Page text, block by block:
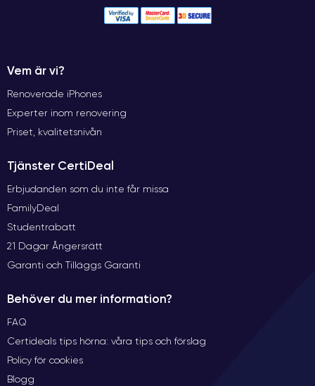
Vem är vi?
Renoverade iPhones
Experter inom renovering
Priset, kvalitetsnivån
Tjänster CertiDeal
Erbjudanden som du inte får missa
FamilyDeal
Studentrabatt
21 Dagar Ångersrätt
Garanti och Tilläggs Garanti
Behöver du mer information?
FAQ
Certideals tips hörna: våra tips och förslag
Policy för cookies
Blogg